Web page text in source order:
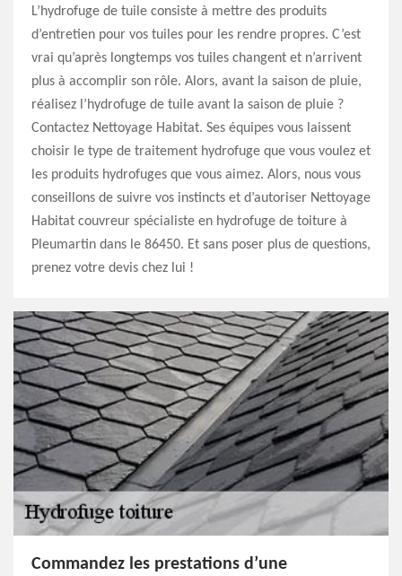
L’hydrofuge de tuile consiste à mettre des produits
d’entretien pour vos tuiles pour les rendre propres. C’est
vrai qu’après longtemps vos tuiles changent et n’arrivent
plus à accomplir son rôle. Alors, avant la saison de pluie,
réalisez l’hydrofuge de tuile avant la saison de pluie ?
Contactez Nettoyage Habitat. Ses équipes vous laissent
choisir le type de traitement hydrofuge que vous voulez et
les produits hydrofuges que vous aimez. Alors, nous vous
conseillons de suivre vos instincts et d’autoriser Nettoyage
Habitat couvreur spécialiste en hydrofuge de toiture à
Pleumartin dans le 86450. Et sans poser plus de questions,
prenez votre devis chez lui !
Commandez les prestations d’une